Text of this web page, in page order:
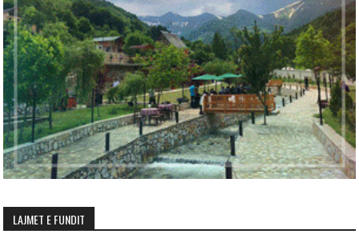
LAJMET E FUNDIT